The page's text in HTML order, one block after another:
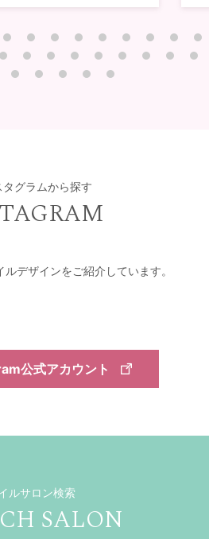
タグラムから探す
デザインをご紹介しています。
公式アカウント
ルサロン検索
SALON